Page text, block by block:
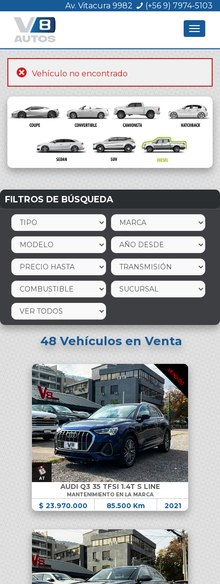
Av. Vitacura 9982 (+56 9) 7974-5103
Toggle
Vehículo no encontrado
FILTROS DE BÚSQUEDA
48Vehículos en Venta
VENDIDO
AUDI Q3 35 TFSI 1.4T S LINE
MANTENIMIENTO EN LA MARCA
$ 23.970.000 85.500 Km 2021